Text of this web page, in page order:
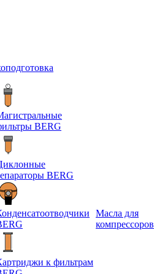
BERG
BERG
к фильтрам
Масла для
компрессоров